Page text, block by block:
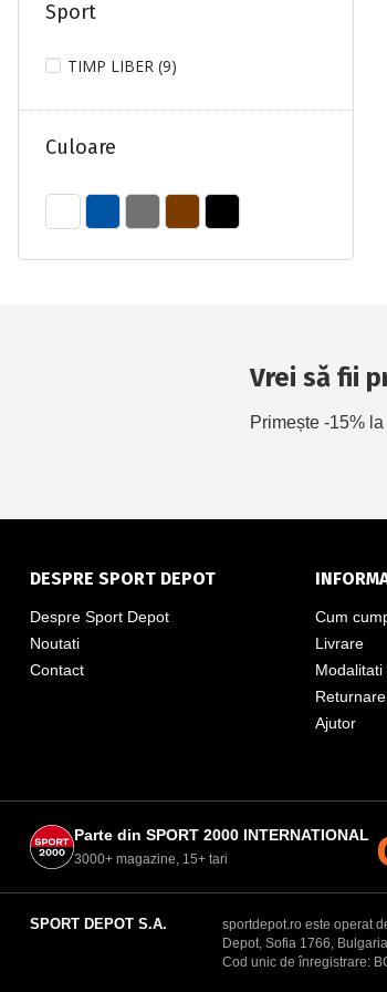
Sport
TIMP LIBER (9)
Culoare
Vrei să fii
Primește -15%
DESPRE SPORT DEPOT
Despre Sport Depot
Noutati
Contact
Cum
Livrare
Modalitati
Ajutor
Parte din SPORT 2000 INTERNATIONAL
3000+ magazine, 15+ tari
SPORT DEPOT S.A.
sportdepot.ro este operat
Depot, Sofia 1766,
Cod unic de înregistrare: